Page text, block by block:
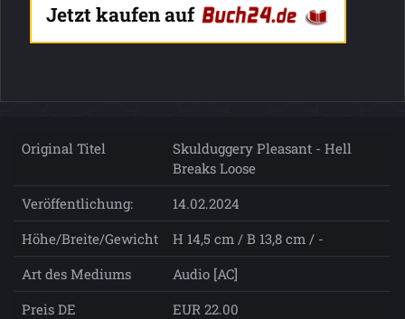
Jetzt kaufen auf
Original Titel
Skulduggery Pleasant - Hell
Breaks Loose
Veröffentlichung:
14.02.2024
Höhe/Breite/Gewicht
H 14,5 cm / B 13,8 cm / -
Art des Mediums
Audio [AC]
Preis DE
EUR 22.00